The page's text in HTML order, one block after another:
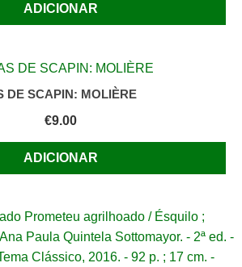
ADICIONAR
DE SCAPIN: MOLIÈRE
€9.00
ADICIONAR